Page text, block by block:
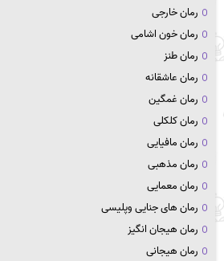
رمان خارجی
رمان خون اشامی
رمان طنز
رمان عاشقانه
رمان غمگین
رمان کلکلی
رمان مافیایی
رمان مذهبی
رمان معمایی
رمان های جنایی وپلیسی
رمان هیجان انگیز
رمان هیجانی